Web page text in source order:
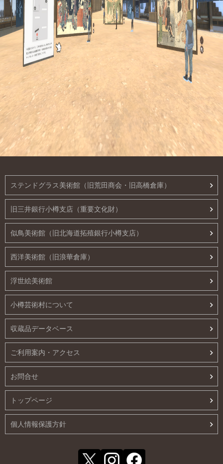
ステンドグラス美術館（旧荒田商会・旧高橋倉庫）
旧三井銀行小樽支店（重要文化財）
似鳥美術館（旧北海道拓殖銀行小樽支店）
西洋美術館（旧浪華倉庫）
浮世絵美術館
小樽芸術村について
収蔵品データベース
ご利用案内・アクセス
お問合せ
トップページ
個人情報保護方針